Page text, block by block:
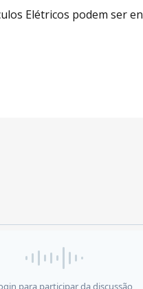
Elétricos podem ser